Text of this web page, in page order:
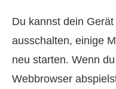
Du kannst dein
ausschalten, einige
neu starten. Wenn
Webbrowser